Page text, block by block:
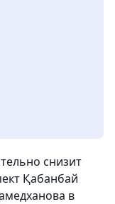
снизит
Қабанбай
в